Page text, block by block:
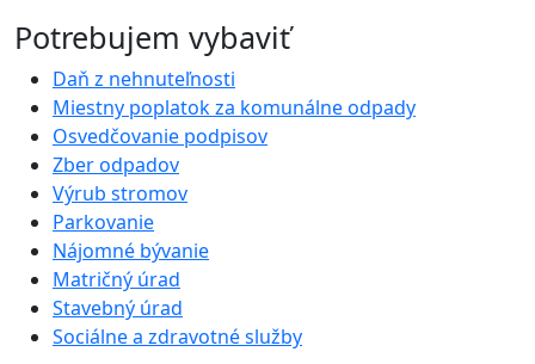
Potrebujem vybaviť
Daň z nehnuteľnosti
Miestny poplatok za komunálne odpady
Osvedčovanie podpisov
Zber odpadov
Výrub stromov
Parkovanie
Nájomné bývanie
Matričný úrad
Stavebný úrad
Sociálne a zdravotné služby